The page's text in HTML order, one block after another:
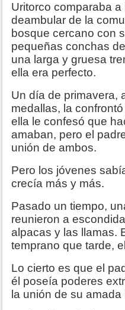
Uritorco comparaba
deambular de la
bosque cercano con
pequeñas conchas
una larga y gruesa
ella era perfecto.
Un día de primavera,
medallas, la
ella le confesó que
amaban, pero el
unión de ambos.
Pero los jóvenes
crecía más y más.
Pasado un tiempo,
reunieron a
alpacas y las llamas.
temprano que tarde,
Lo cierto es que el
él poseía poderes
la unión de su amada